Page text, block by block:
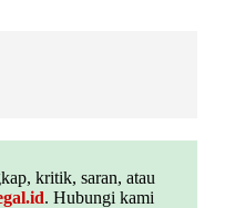
kritik, saran, atau
. Hubungi kami